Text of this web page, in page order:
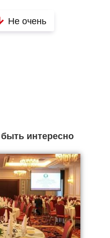
Не очень
интересно